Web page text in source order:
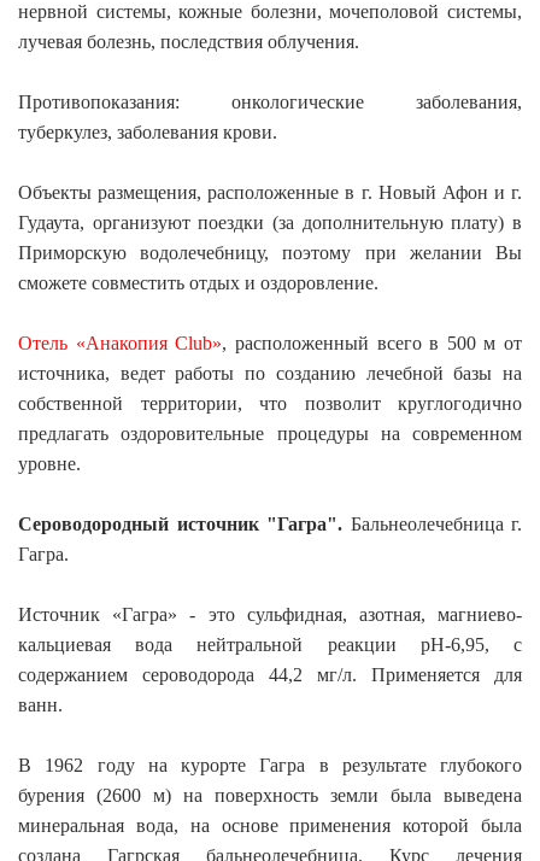
нервной системы, кожные болезни, мочеполовой системы,
лучевая болезнь, последствия облучения.
Противопоказания: онкологические заболевания,
туберкулез, заболевания крови.
Объекты размещения, расположенные в г. Новый Афон и г.
Гудаута, организуют поездки (за дополнительную плату) в
Приморскую водолечебницу, поэтому при желании Вы
сможете совместить отдых и оздоровление.
Отель «Анакопия Club», расположенный всего в 500 м от
источника, ведет работы по созданию лечебной базы на
собственной территории, что позволит круглогодично
предлагать оздоровительные процедуры на современном
уровне.
Сероводородный источник "Гагра". Бальнеолечебница г.
Гагра.
Источник «Гагра» - это сульфидная, азотная, магниево-
кальциевая вода нейтральной реакции рН-6,95, с
содержанием сероводорода 44,2 мг/л. Применяется для
ванн.
В 1962 году на курорте Гагра в результате глубокого
бурения (2600 м) на поверхность земли была выведена
минеральная вода, на основе применения которой была
создана Гагрская бальнеолечебница. Курс лечения